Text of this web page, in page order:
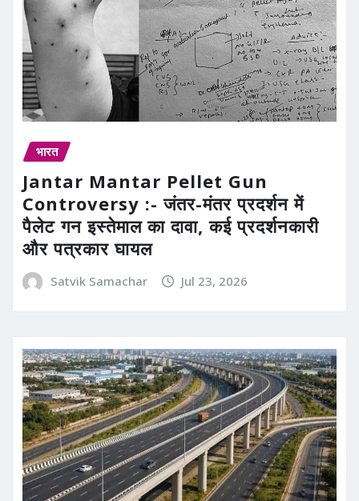
भारत
Jantar Mantar Pellet Gun
Controversy :- जंतर-मंतर प्रदर्शन में
पैलेट गन इस्तेमाल का दावा, कई प्रदर्शनकारी
और पत्रकार घायल
Satvik Samachar Jul 23, 2026